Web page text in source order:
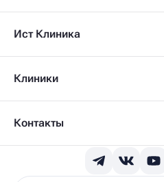
Дерматовенеролог
Детский вертебролог
Детский врач УЗИ
Детский гепатолог
Детский гинеколог
Детский гинеколог-эндокринолог
Ист Клиника
Клиники
Контакты